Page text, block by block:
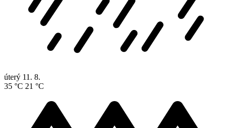
úterý 11. 8.
35 °C 21 °C